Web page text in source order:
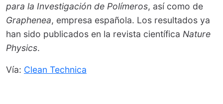
para la Investigación de Polímeros, así como de
Graphenea, empresa española. Los resultados ya
han sido publicados en la revista científica Nature
Physics.
Vía: Clean Technica